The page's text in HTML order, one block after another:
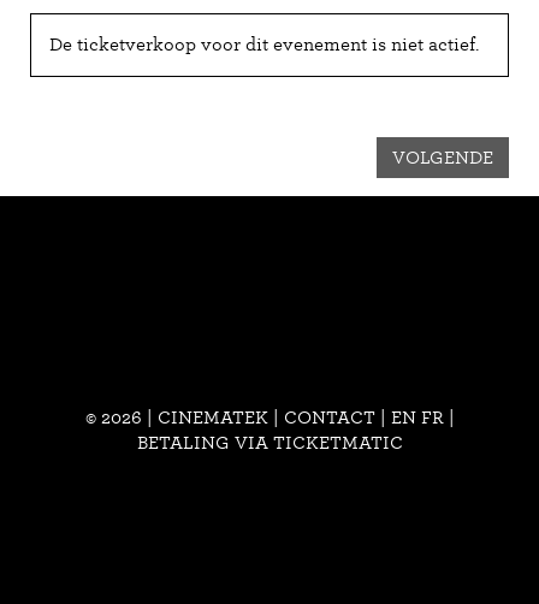
De ticketverkoop voor dit evenement is niet actief.
VOLGENDE
© 2026 | CINEMATEK | CONTACT| EN FR
BETALING VIA TICKETMATIC